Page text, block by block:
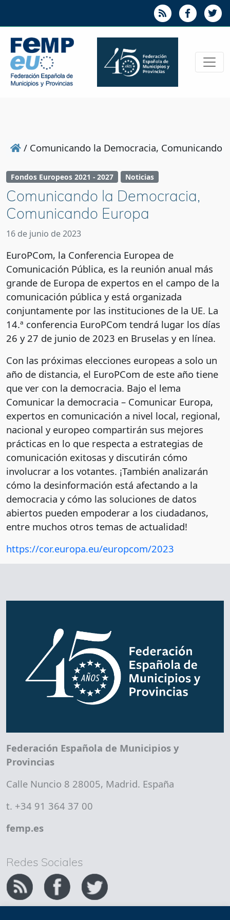
/ Comunicando la Democracia, Comunicando
Fondos Europeos 2021 - 2027 Noticias
Comunicando la Democracia,
Comunicando Europa
16 de junio de 2023
EuroPCom, la Conferencia Europea de
Comunicación Pública, es la reunión anual más
grande de Europa de expertos en el campo de la
comunicación pública y está organizada
conjuntamente por las instituciones de la UE. La
14.ª conferencia EuroPCom tendrá lugar los días
26 y 27 de junio de 2023 en Bruselas y en línea.
Con las próximas elecciones europeas a solo un
año de distancia, el EuroPCom de este año tiene
que ver con la democracia. Bajo el lema
Comunicar la democracia – Comunicar Europa,
expertos en comunicación a nivel local, regional,
nacional y europeo compartirán sus mejores
prácticas en lo que respecta a estrategias de
comunicación exitosas y discutirán cómo
involucrar a los votantes. ¡También analizarán
cómo la desinformación está afectando a la
democracia y cómo las soluciones de datos
abiertos pueden empoderar a los ciudadanos,
entre muchos otros temas de actualidad!
https://cor.europa.eu/europcom/2023
Federación Española de Municipios y
Provincias
Calle Nuncio 8 28005, Madrid. España
t. +34 91 364 37 00
femp.es
Redes Sociales